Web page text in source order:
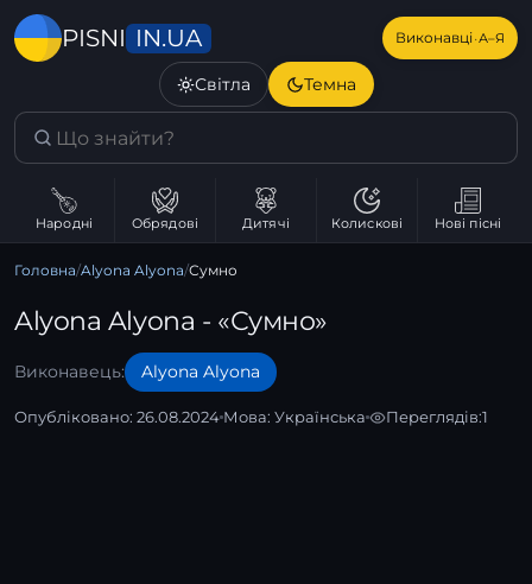
PISNI IN.UA Виконавці·А–Я
Світла Темна
Народні Обрядові Дитячі Колискові Нові пісні
Головна/Alyona Alyona/Сумно
Alyona Alyona - «Сумно»
Виконавець: Alyona Alyona
Опубліковано: 26.08.2024 Мова: Українська Переглядів:1